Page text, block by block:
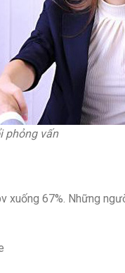
phỏng vấn
xuống 67%. Những